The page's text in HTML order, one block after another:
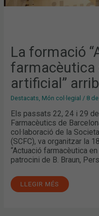
La formació
farmacèutica
artificial”
Destacats, Món col·legial / 8
Els passats 22, 24 i 29
Farmacèutics de
col·laboració de la
(SCFC), va organitzar la
“Actuació farmacèutica
patrocini de B. Braun,
LLEGIR MÉS